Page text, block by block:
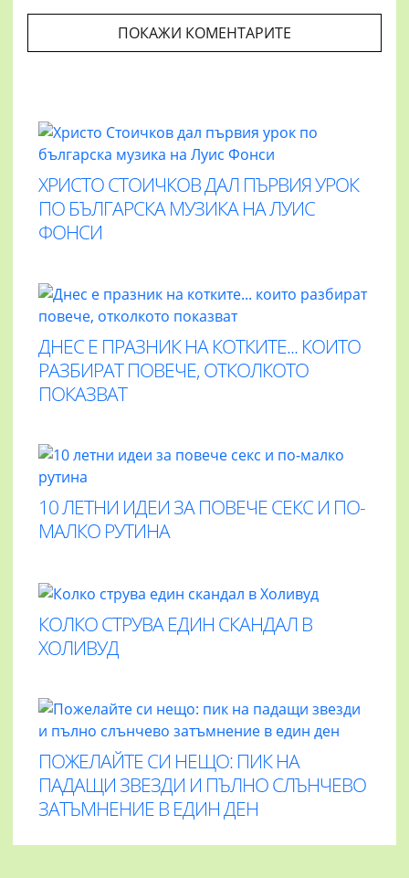
ПОКАЖИ КОМЕНТАРИТЕ
ХРИСТО СТОИЧКОВ ДАЛ ПЪРВИЯ УРОК
ПО БЪЛГАРСКА МУЗИКА НА ЛУИС
ФОНСИ
ДНЕС Е ПРАЗНИК НА КОТКИТЕ... КОИТО
РАЗБИРАТ ПОВЕЧЕ, ОТКОЛКОТО
ПОКАЗВАТ
10 ЛЕТНИ ИДЕИ ЗА ПОВЕЧЕ СЕКС И ПО-
МАЛКО РУТИНА
КОЛКО СТРУВА ЕДИН СКАНДАЛ В
ХОЛИВУД
ПОЖЕЛАЙТЕ СИ НЕЩО: ПИК НА
ПАДАЩИ ЗВЕЗДИ И ПЪЛНО СЛЪНЧЕВО
ЗАТЪМНЕНИЕ В ЕДИН ДЕН